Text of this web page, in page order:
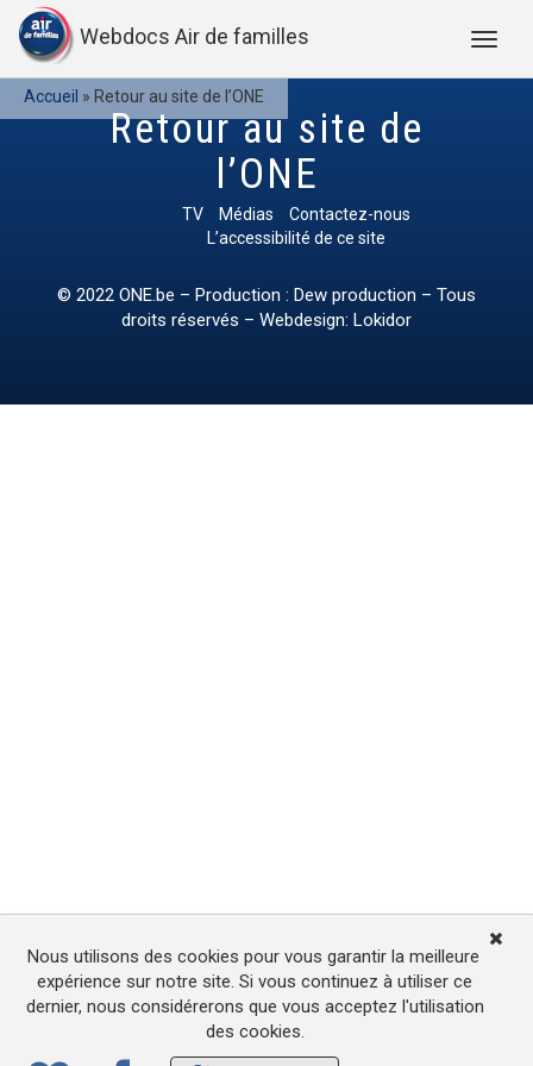
Webdocs Air de familles
Accueil » Retour au site de l’ONE
Retour au site de
l’ONE
TV Médias
Contactez-nous
L’accessibilité de ce site
© 2022 ONE.be – Production : Dew production – Tous
droits réservés – Webdesign: Lokidor
Nous utilisons des cookies pour vous garantir la meilleure
expérience sur notre site. Si vous continuez à utiliser ce
dernier, nous considérerons que vous acceptez l'utilisation
des cookies.